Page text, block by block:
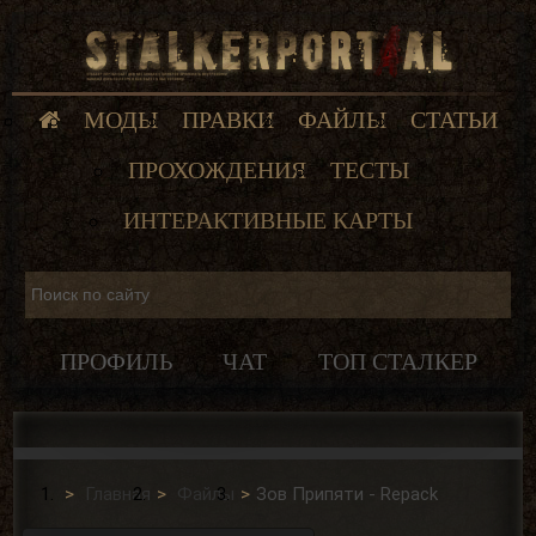
МОДЫ ПРАВКИ ФАЙЛЫ
СТАТЬИ
ПРОХОЖДЕНИЯ
ТЕСТЫ
ИНТЕРАКТИВНЫЕ КАРТЫ
ПРОФИЛЬ ЧАТ ТОП СТАЛКЕР
Главная Файлы Зов Припяти - Repack